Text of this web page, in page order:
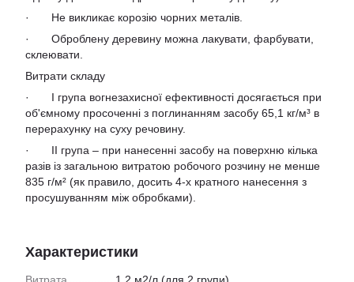
· Не викликає корозію чорних металів.
· Оброблену деревину можна лакувати, фарбувати,
склеювати.
Витрати складу
· I група вогнезахисної ефективності досягається при
об'ємному просоченні з поглинанням засобу 65,1 кг/м³ в
перерахунку на суху речовину.
· II група – при нанесенні засобу на поверхню кілька
разів із загальною витратою робочого розчину не менше
835 г/м² (як правило, досить 4-х кратного нанесення з
просушуванням між обробками).
Характеристики